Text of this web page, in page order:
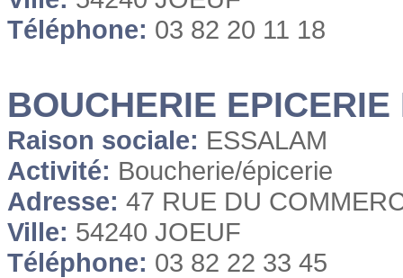
Téléphone: 03 82 20 11 18
BOUCHERIE
Raison sociale: ESSALAM
Activité: Boucherie/épicerie
Adresse: 47 RUE DU
Ville: 54240 JOEUF
Téléphone: 03 82 22 33 45